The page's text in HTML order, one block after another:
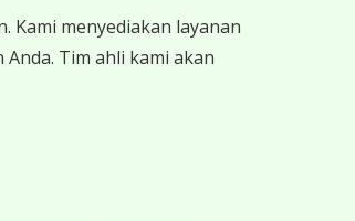
Kami menyediakan layanan
Tim ahli kami akan